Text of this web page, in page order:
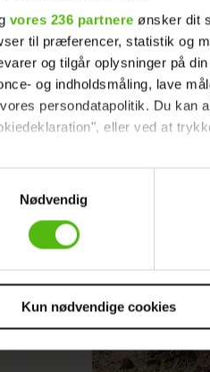
vores 236 partnere ønsker dit
til præferencer, statistik og
og tilgår oplysninger på
og indholdsmåling, lave
persondatapolitik. Du kan
eller ved at
valg anvendes på hele websitet.
dit samtykke til at
egne cookies og
medier.
samarbejdspartnere og
Nødvendig
Kun nødvendige cookies